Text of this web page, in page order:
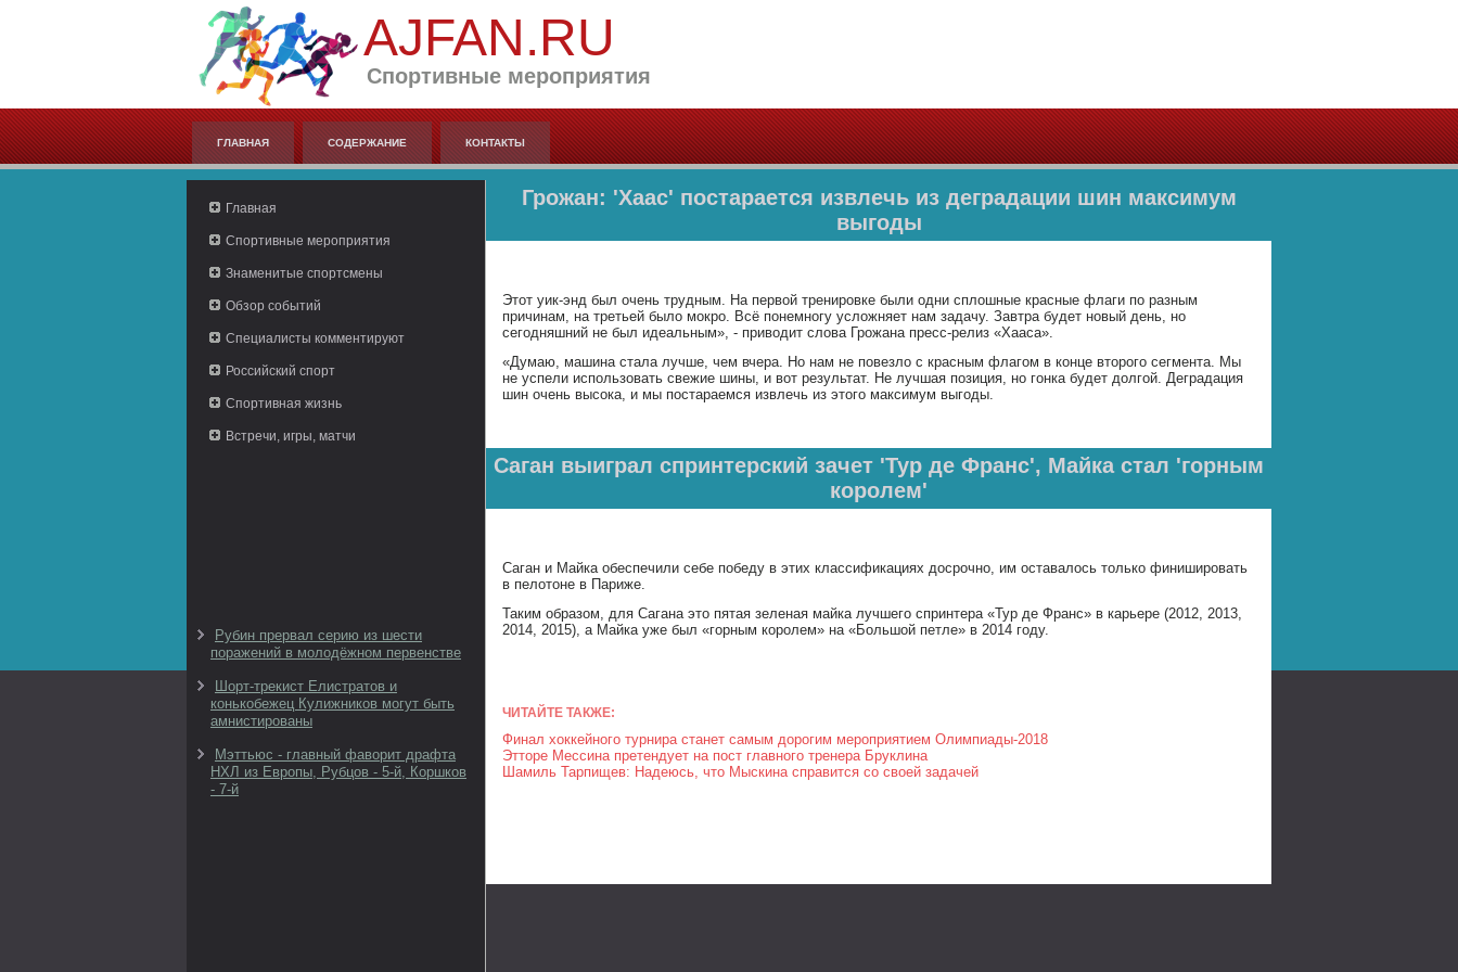
AJFAN.RU
Спортивные мероприятия
ГЛАВНАЯ СОДЕРЖАНИЕ КОНТАКТЫ
Главная
Спортивные мероприятия
Знаменитые спортсмены
Обзор событий
Специалисты комментируют
Российский спорт
Спортивная жизнь
Встречи, игры, матчи
Рубин прервал серию из шести
поражений в молодёжном первенстве
Шорт-трекист Елистратов и
конькобежец Кулижников могут быть
амнистированы
Мэттьюс - главный фаворит драфта
НХЛ из Европы, Рубцов - 5-й, Коршков
- 7-й
Грожан: 'Хаас' постарается извлечь из деградации шин максимум
выгоды
Этот уик-энд был очень трудным. На первой тренировке были одни сплошные красные флаги по разным
причинам, на третьей было мокро. Всё понемногу усложняет нам задачу. Завтра будет новый день, но
сегодняшний не был идеальным», - приводит слова Грожана пресс-релиз «Хааса».
«Думаю, машина стала лучше, чем вчера. Но нам не повезло с красным флагом в конце второго сегмента. Мы
не успели использовать свежие шины, и вот результат. Не лучшая позиция, но гонка будет долгой. Деградация
шин очень высока, и мы постараемся извлечь из этого максимум выгоды.
Саган выиграл спринтерский зачет 'Тур де Франс', Майка стал 'горным
королем'
Саган и Майка обеспечили себе победу в этих классификациях досрочно, им оставалось только финишировать
в пелотоне в Париже.
Таким образом, для Сагана это пятая зеленая майка лучшего спринтера «Тур де Франс» в карьере (2012, 2013,
2014, 2015), а Майка уже был «горным королем» на «Большой петле» в 2014 году.
ЧИТАЙТЕ ТАКЖЕ:
Финал хоккейного турнира станет самым дорогим мероприятием Олимпиады-2018
Этторе Мессина претендует на пост главного тренера Бруклина
Шамиль Тарпищев: Надеюсь, что Мыскина справится со своей задачей